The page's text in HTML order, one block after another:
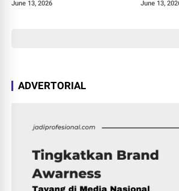
lalu Menghilang dari
June 13, 2026 Lapar” di
June 13,
ADVERTORIAL